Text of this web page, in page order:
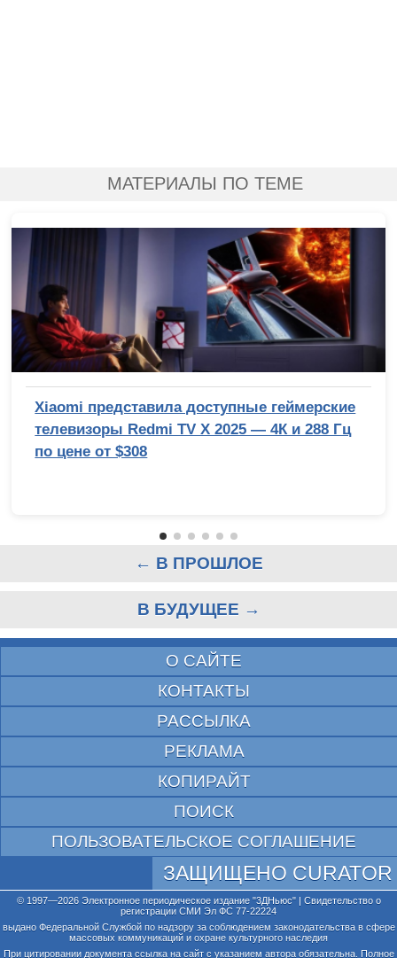
МАТЕРИАЛЫ ПО ТЕМЕ
Xiaomi представила доступные геймерские
телевизоры Redmi TV X 2025 — 4К и 288 Гц
по цене от $308
← В ПРОШЛОЕ
В БУДУЩЕЕ →
О САЙТЕ
КОНТАКТЫ
РАССЫЛКА
РЕКЛАМА
КОПИРАЙТ
ПОИСК
ПОЛЬЗОВАТЕЛЬСКОЕ СОГЛАШЕНИЕ
ЗАЩИЩЕНО CURATOR
© 1997—2026 Электронное периодическое издание "3ДНьюс" | Свидетельство о
регистрации СМИ Эл ФС 77-22224
выдано Федеральной Службой по надзору за соблюдением законодательства в сфере
массовых коммуникаций и охране культурного наследия
При цитировании документа ссылка на сайт с указанием автора обязательна. Полное